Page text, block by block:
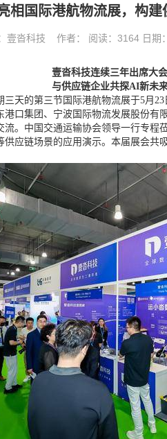
相国际港航物流展，构
壹沓科技 作者： 阅读：3164 日期
壹沓科技连续三年出席大会
与供应链企业共探AI新未
天的第三节国际港航物流展于5月
口集团、宁波国际物流发展股份有
。中国交通运输协会领导一行专程
应链场景的应用演示。本届展会共